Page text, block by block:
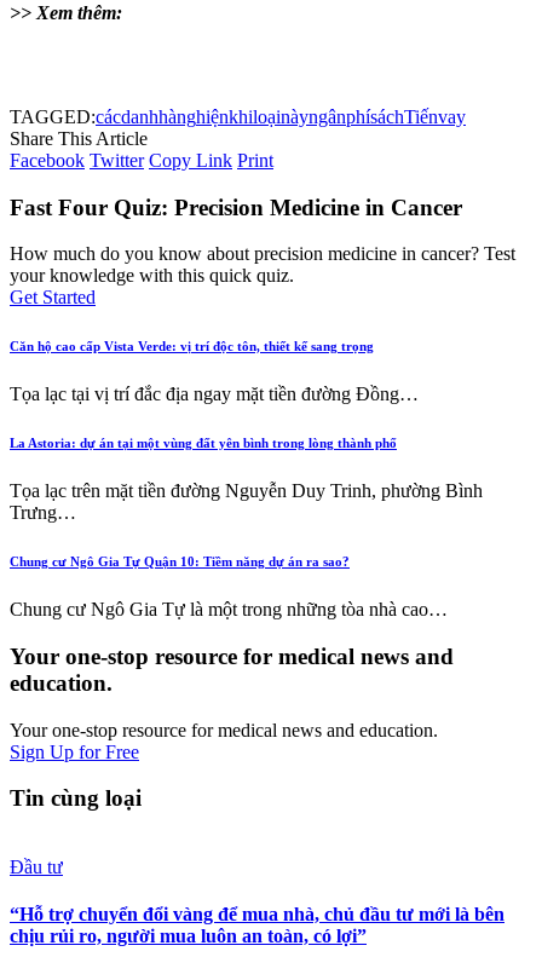
>> Xem thêm:
TAGGED:cácdanhhànghiệnkhiloạinàyngânphísáchTiếnvay
Share This Article
Facebook Twitter Copy Link Print
Fast Four Quiz: Precision Medicine in Cancer
How much do you know about precision medicine in cancer? Test
your knowledge with this quick quiz.
Get Started
Căn hộ cao cấp Vista Verde: vị trí độc tôn, thiết kế sang trọng
Tọa lạc tại vị trí đắc địa ngay mặt tiền đường Đồng…
La Astoria: dự án tại một vùng đất yên bình trong lòng thành phố
Tọa lạc trên mặt tiền đường Nguyễn Duy Trinh, phường Bình
Trưng…
Chung cư Ngô Gia Tự Quận 10: Tiềm năng dự án ra sao?
Chung cư Ngô Gia Tự là một trong những tòa nhà cao…
Your one-stop resource for medical news and
education.
Your one-stop resource for medical news and education.
Sign Up for Free
Tin cùng loại
Đầu tư
“Hỗ trợ chuyển đổi vàng để mua nhà, chủ đầu tư mới là bên
chịu rủi ro, người mua luôn an toàn, có lợi”